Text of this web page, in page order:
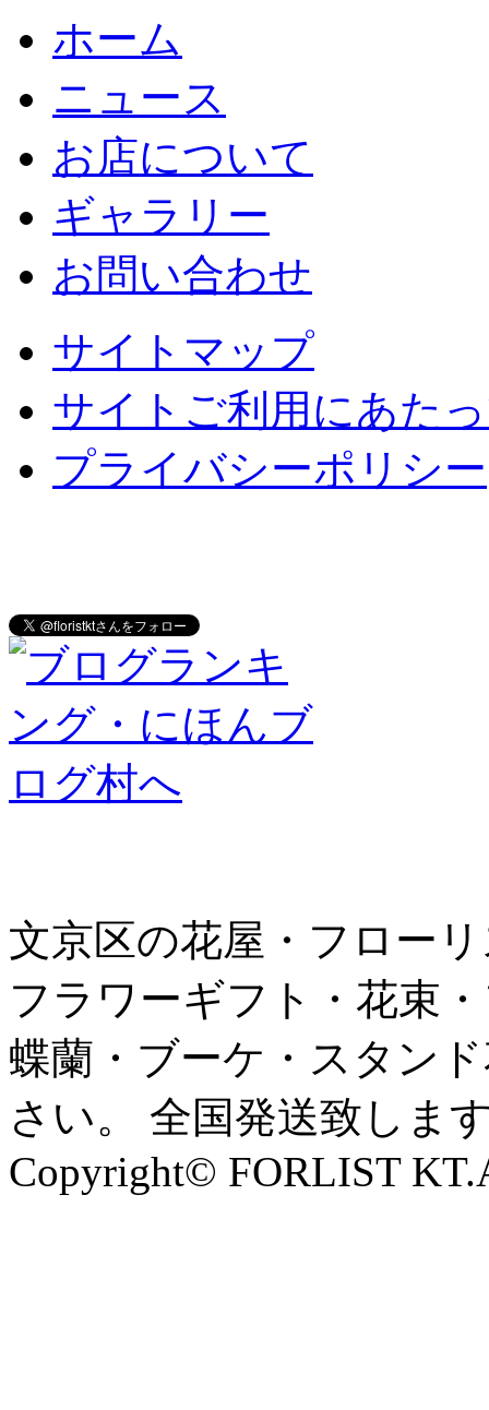
ホーム
ニュース
お店について
ギャラリー
お問い合わせ
サイトマップ
サイトご利用にあた
プライバシーポリシー
文京区の花屋・フロー
フラワーギフト・花束
蝶蘭・ブーケ・スタン
さい。 全国発送致しま
Copyright© FORLIST